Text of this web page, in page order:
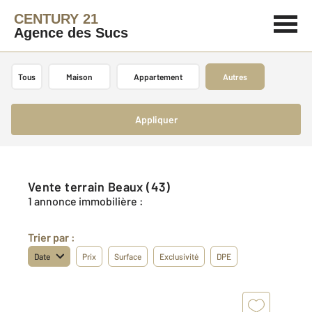
CENTURY 21
Agence des Sucs
Tous Maison Appartement Autres
Appliquer
Vente terrain Beaux (43)
1 annonce immobilière :
Trier par :
Date Prix Surface Exclusivité DPE